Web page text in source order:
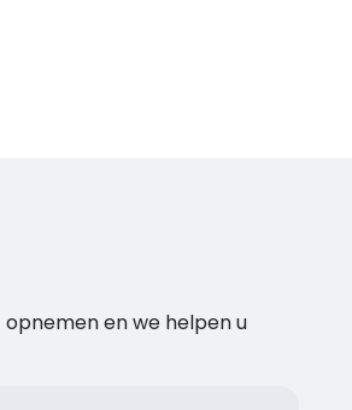
en we helpen u